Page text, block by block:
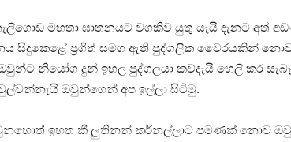
මහතා ඝාතනයට වගකිව යුතු යැයි දැනට අත්
සිදුකෙළේ ප්‍රගීත් සමග ඇති පුද්ගලික වෛරයකින්
නියෝග දුන් ඉහල පුද්ගලයා කව්දැයි හෙලි කර
ඔවුන්ගෙන් අප ඉල්ලා සිටිමු.
ඉහත කී ලුතිනන් කර්නල්ලාට පමණක් නොව